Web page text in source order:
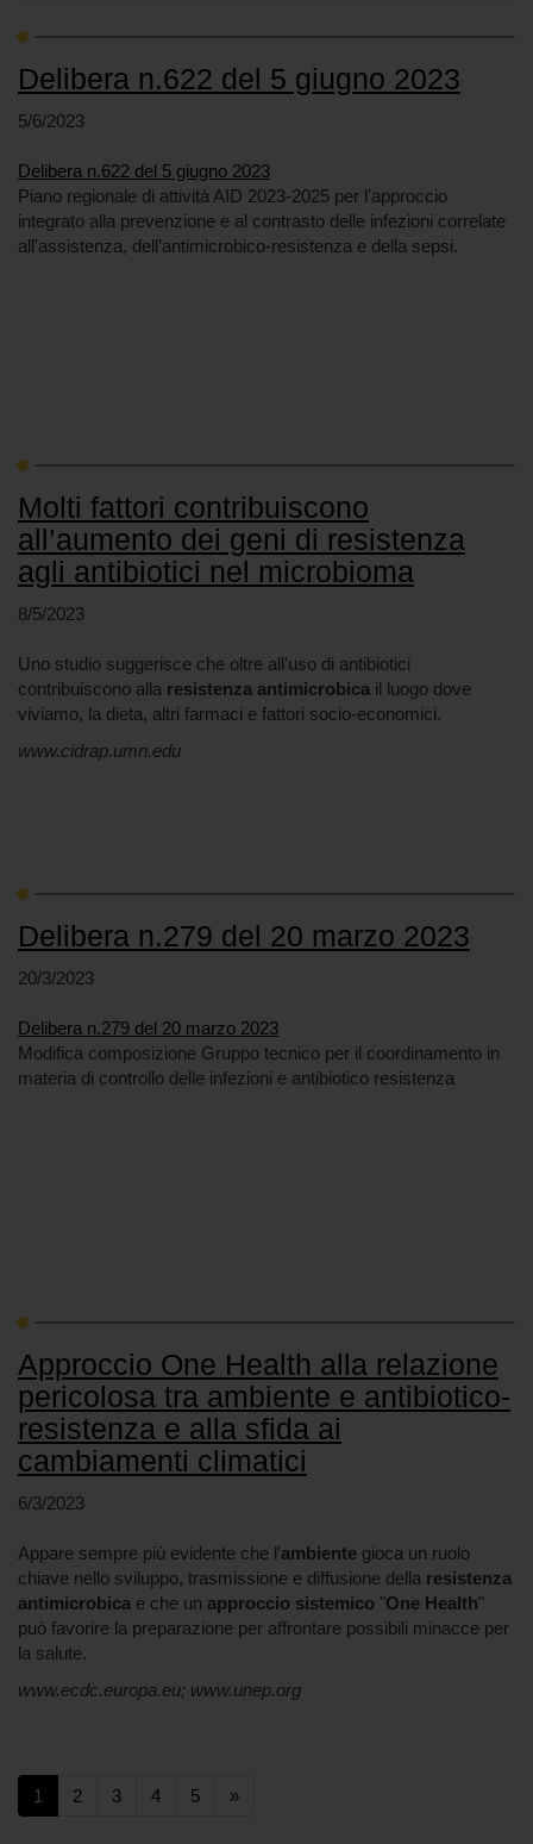
Delibera n.622 del 5 giugno 2023
5/6/2023
Delibera n.622 del 5 giugno 2023
Piano regionale di attività AID 2023-2025 per l'approccio
integrato alla prevenzione e al contrasto delle infezioni correlate
all'assistenza, dell’antimicrobico-resistenza e della sepsi.
Molti fattori contribuiscono
all’aumento dei geni di resistenza
agli antibiotici nel microbioma
8/5/2023
Uno studio suggerisce che oltre all'uso di antibiotici
contribuiscono alla resistenza antimicrobica il luogo dove
viviamo, la dieta, altri farmaci e fattori socio-economici.
www.cidrap.umn.edu
Delibera n.279 del 20 marzo 2023
20/3/2023
Delibera n.279 del 20 marzo 2023
Modifica composizione Gruppo tecnico per il coordinamento in
materia di controllo delle infezioni e antibiotico resistenza
Approccio One Health alla relazione
pericolosa tra ambiente e antibiotico-
resistenza e alla sfida ai
cambiamenti climatici
6/3/2023
Appare sempre più evidente che l'ambiente gioca un ruolo
chiave nello sviluppo, trasmissione e diffusione della resistenza
antimicrobica e che un approccio sistemico "One Health"
può favorire la preparazione per affrontare possibili minacce per
la salute.
www.ecdc.europa.eu; www.unep.org
1 (current)
2 (current)
3(current)
4(current)
5(current)
»